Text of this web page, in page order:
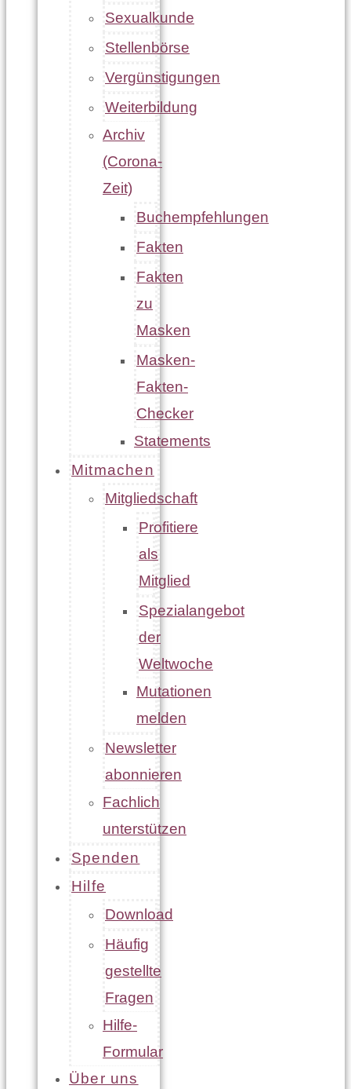
Sexualkunde
Stellenbörse
Vergünstigungen
Weiterbildung
Archiv
(Corona-
Zeit)
Buchempfehlungen
Fakten
Fakten
zu
Masken
Masken-
Fakten-
Checker
Statements
Mitmachen
Mitgliedschaft
Profitiere
als
Mitglied
Spezialangebot
der
Weltwoche
Mutationen
melden
Newsletter
abonnieren
Fachlich
unterstützen
Spenden
Hilfe
Download
Häufig
gestellte
Fragen
Hilfe-
Formular
Über uns